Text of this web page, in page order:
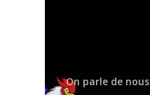
On parle de nous